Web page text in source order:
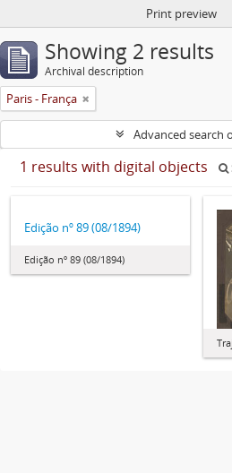
Print preview
Showing 2 results
Archival description
Paris - França
Advanced search
1 results with digital objects
Edição nº 89 (08/1894)
Edição nº 89 (08/1894)